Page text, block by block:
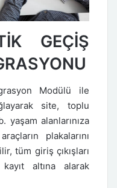
GEÇİŞ
Modülü ile
site, toplu
yaşam alanlarınıza
plakalarını
tüm giriş çıkışları
altına alarak